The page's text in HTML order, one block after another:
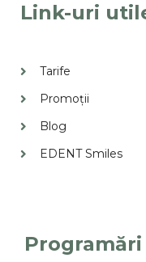
Link-uri
Tarife
Promoții
Blog
EDENT Smiles